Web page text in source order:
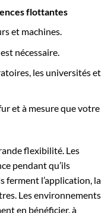
flottantes
et machines.
nécessaire.
les universités et
et à mesure que votre
flexibilité. Les
pendant qu’ils
ferment l’application, la
Les environnements
en bénéficier, à